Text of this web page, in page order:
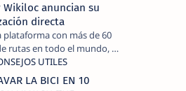
Wikiloc anuncian su
directa
plataforma con más de 60
rutas en todo el mundo, y
de dispositivos GPS
mundialmente por su
LA BICI EN 10